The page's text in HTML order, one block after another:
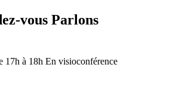
vous Parlons
17h à 18h En visioconférence